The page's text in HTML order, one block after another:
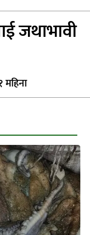
जथाभावी
महिना